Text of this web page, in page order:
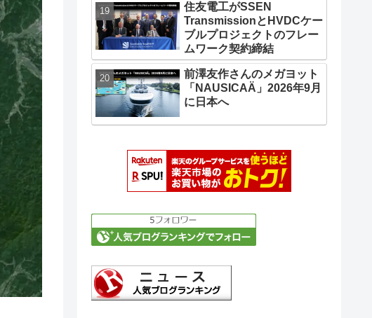
住友電工がSSEN
TransmissionとHVDCケー
ブルプロジェクトのフレー
ムワーク契約締結
前澤友作さんのメガヨット
「NAUSICAÄ」2026年9月
に日本へ